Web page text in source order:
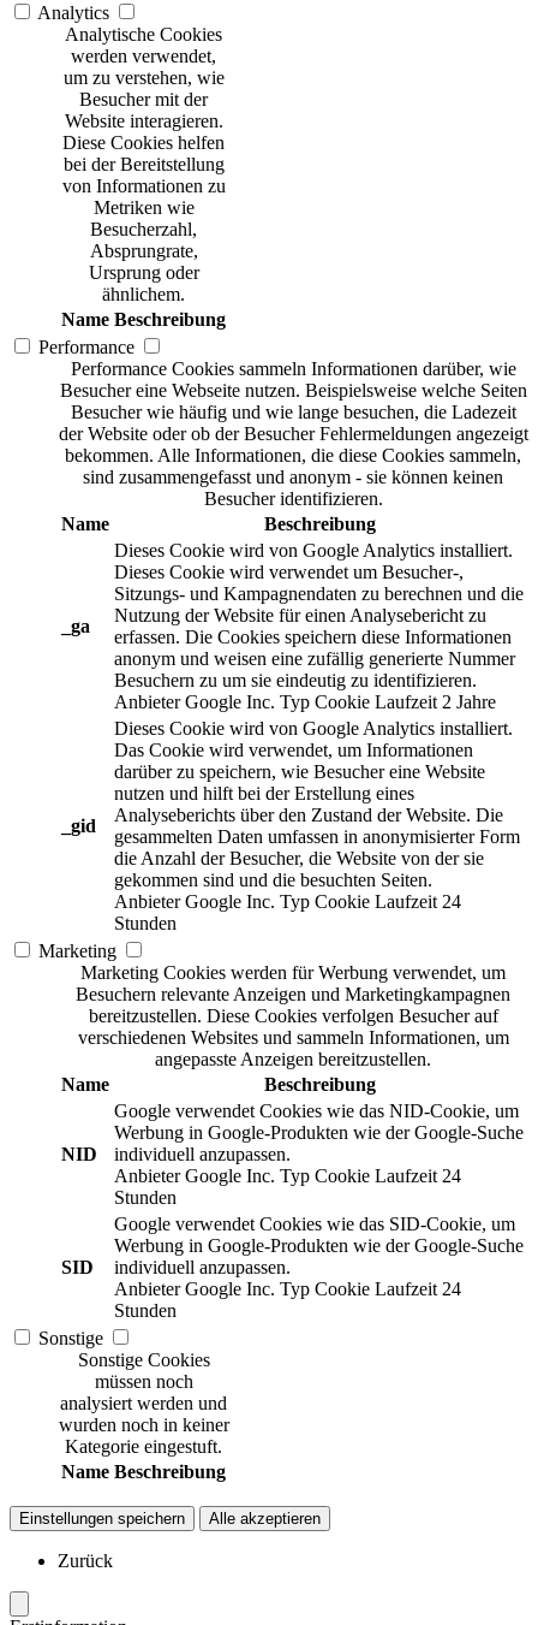
Analytics
Analytische Cookies
werden verwendet,
um zu verstehen, wie
Besucher mit der
Website interagieren.
Diese Cookies helfen
bei der Bereitstellung
von Informationen zu
Metriken wie
Besucherzahl,
Absprungrate,
Ursprung oder
ähnlichem.
Name Beschreibung
Performance
Performance Cookies sammeln Informationen darüber, wie
Besucher eine Webseite nutzen. Beispielsweise welche Seiten
Besucher wie häufig und wie lange besuchen, die Ladezeit
der Website oder ob der Besucher Fehlermeldungen angezeigt
bekommen. Alle Informationen, die diese Cookies sammeln,
sind zusammengefasst und anonym - sie können keinen
Besucher identifizieren.
Name
Beschreibung
_ga
Dieses Cookie wird von Google Analytics installiert.
Dieses Cookie wird verwendet um Besucher-,
Sitzungs- und Kampagnendaten zu berechnen und die
Nutzung der Website für einen Analysebericht zu
erfassen. Die Cookies speichern diese Informationen
anonym und weisen eine zufällig generierte Nummer
Besuchern zu um sie eindeutig zu identifizieren.
Anbieter Google Inc. Typ Cookie Laufzeit 2 Jahre
_gid
Dieses Cookie wird von Google Analytics installiert.
Das Cookie wird verwendet, um Informationen
darüber zu speichern, wie Besucher eine Website
nutzen und hilft bei der Erstellung eines
Analyseberichts über den Zustand der Website. Die
gesammelten Daten umfassen in anonymisierter Form
die Anzahl der Besucher, die Website von der sie
gekommen sind und die besuchten Seiten.
Anbieter Google Inc. Typ Cookie Laufzeit 24
Stunden
Marketing
Marketing Cookies werden für Werbung verwendet, um
Besuchern relevante Anzeigen und Marketingkampagnen
bereitzustellen. Diese Cookies verfolgen Besucher auf
verschiedenen Websites und sammeln Informationen, um
angepasste Anzeigen bereitzustellen.
Name
Beschreibung
NID
Google verwendet Cookies wie das NID-Cookie, um
Werbung in Google-Produkten wie der Google-Suche
individuell anzupassen.
Anbieter Google Inc. Typ Cookie Laufzeit 24
Stunden
SID
Google verwendet Cookies wie das SID-Cookie, um
Werbung in Google-Produkten wie der Google-Suche
individuell anzupassen.
Anbieter Google Inc. Typ Cookie Laufzeit 24
Stunden
Sonstige
Sonstige Cookies
müssen noch
analysiert werden und
wurden noch in keiner
Kategorie eingestuft.
Name Beschreibung
Einstellungen speichern Alle akzeptieren
Zurück